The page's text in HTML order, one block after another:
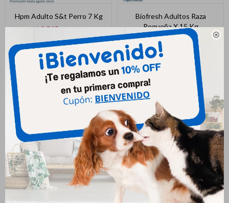

Hpm Adulto S&t Perro 7 Kg
$3.545 3.939
Biofresh Adultos Raza
Pequeña X 15 Kg
$4.720 5.250
Pro Plan Cachorro Perro
Pro Plan Exigente Perro
Pequeño 7.5kg